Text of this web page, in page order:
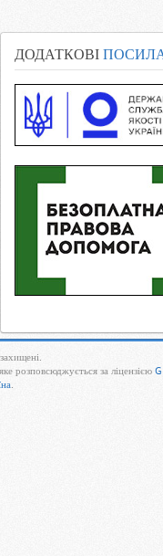
ДОДАТКОВІ
розповсюджується за ліцензією
.